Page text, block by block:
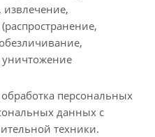
персональных
данных с
техники.